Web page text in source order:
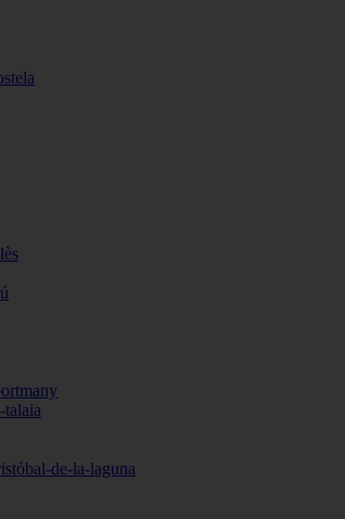
talaia
de-la-laguna